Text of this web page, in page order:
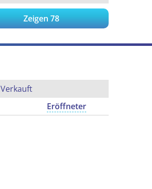
Zeigen78
Verkauft
Eröffneter